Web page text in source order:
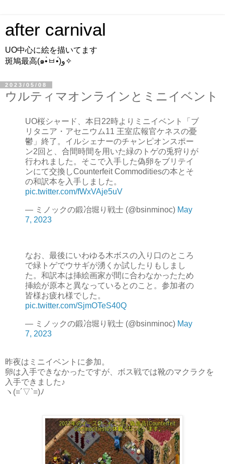
after carnival
UO中心に絵を描いてます
斑鳩最高(๑•̀ㅂ•́)و✧
2023/05/08
ウルティマオンラインとミニイベント
UO桜シャード、本日22時よりミニイベント「ブ
リタニア・アセニウム11 王室広報官ケネスの憂
鬱」終了。イルシェナーのチャンピオンスポー
ン2回と、合間時間を用いた緑のトゲの兎狩りが
行われました。そこで入手した偽卵をブリテイ
ンにて交換しCounterfeit Commoditiesの本とそ
の和訳本を入手しました。
pic.twitter.com/fWxVAje5uV
— ミノックの鍛冶堀り戦士 (@bsinminoc) May
7, 2023
なお、最後にいわゆる木ボスの入り口のところ
で緑トゲでウサギが湧くか試したりもしまし
た。和訳本は挿絵画家が間に合わなかったため
挿絵が原本と異なっているとのこと。参加者の
皆様お疲れ様でした。
pic.twitter.com/SjmOTeS40Q
— ミノックの鍛冶堀り戦士 (@bsinminoc) May
7, 2023
昨夜はミニイベントに参加。
卵は入手できなかったですが、ボス戦では靴のマクラクを
入手できました♪
ヽ(=´▽`=)ﾉ